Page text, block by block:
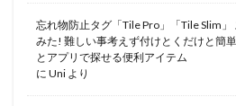
忘れ物防止タグ「Tile Pro」「Tile Slim
みた! 難しい事考えず付けとくだけと簡
とアプリで探せる便利アイテム
に Uni より